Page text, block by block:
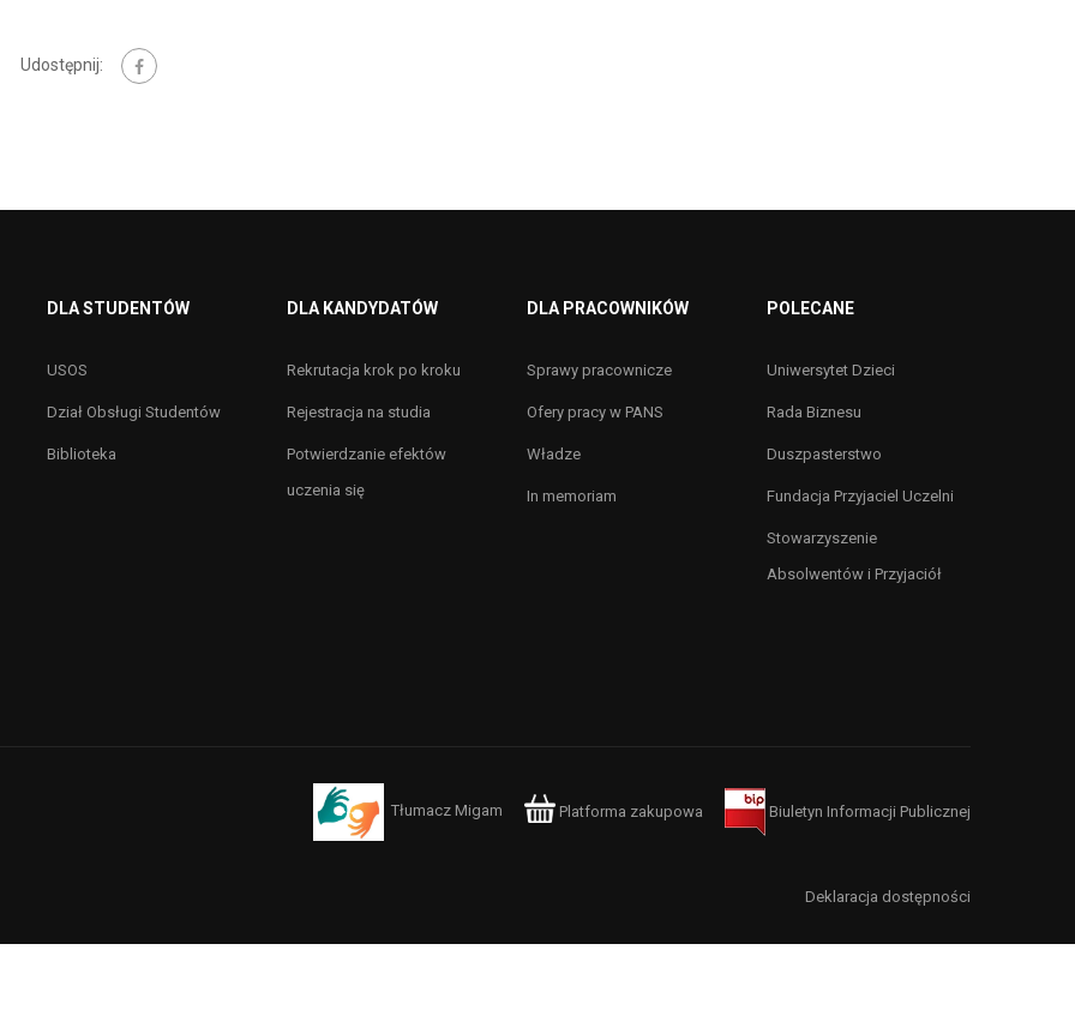
Udostępnij:
DLA STUDENTÓW
USOS
Dział Obsługi Studentów
Biblioteka
DLA KANDYDATÓW
Rekrutacja krok po kroku
Rejestracja na studia
Potwierdzanie efektów
uczenia się
DLA PRACOWNIKÓW
Sprawy pracownicze
Ofery pracy w PANS
Władze
In memoriam
POLECANE
Uniwersytet Dzieci
Rada Biznesu
Duszpasterstwo
Fundacja Przyjaciel Uczelni
Stowarzyszenie
Absolwentów i Przyjaciół
Tłumacz Migam Platforma zakupowa Biuletyn Informacji Publicznej
Deklaracja dostępności